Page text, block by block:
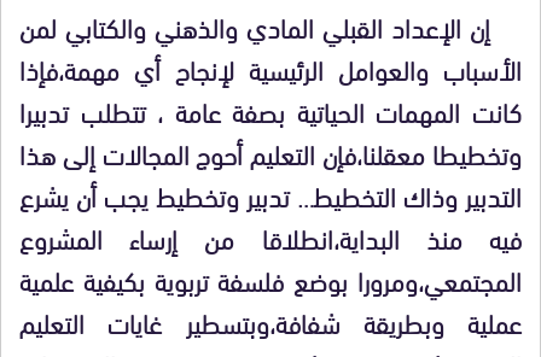
إن الإعداد القبلي المادي والذهني والكتابي لمن
الأسباب والعوامل الرئيسية لإنجاح أي مهمة،فإذا
كانت المهمات الحياتية بصفة عامة ، تتطلب تدبيرا
وتخطيطا معقلنا،فإن التعليم أحوج المجالات إلى هذا
التدبير وذاك التخطيط… تدبير وتخطيط يجب أن يشرع
فيه منذ البداية،انطلاقا من إرساء المشروع
المجتمعي،ومرورا بوضع فلسفة تربوية بكيفية علمية
عملية وبطريقة شفافة،وبتسطير غايات التعليم